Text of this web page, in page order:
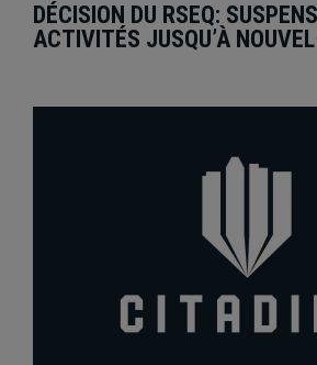
DÉCISION DU RSEQ:
ACTIVITÉS JUSQU’À NOUVEL